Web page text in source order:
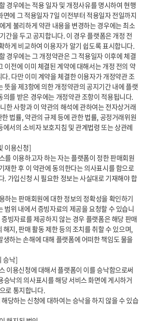
면에 그 적용일자 7일 이전부터 적용일자 전일까지
게 불리하게 약관 내용을 변경하는 경우에는 최소
간을 두고 공지합니다. 이 경우 플랫폼은 개정 전
하게 비교하여 이용자가 알기 쉽도록 표시합니다.
이전에 이미 체결된 계약에 대해서는 개정 전의 약
. 다만 이미 계약을 체결한 이용자가 개정약관 조
뜻을 제3항에 의한 개정약관의 공지기간 내에 플랫
를 받은 경우에는 개정약관 조항이 적용됩니다.
법률, 약관의 규제 등에 관한 법률, 공정거래위원
에서의 소비자 보호지침 및 관계법령 또는 상관례
이용신청]
재한 후 이 약관에 동의한다는 의사표시를 함으로
. 가입신청 시 필요한 정보는 사실대로 기재해야 합
범위 내에서 증빙자료의 제공을 요청할 수 있습니
빙자료를 제공하지 않는 경우 플랫폼은 해당 판매
지, 판매 활동 제한 등의 조치를 취할 수 있으며,
하는 손해에 대해 플랫폼에 어떠한 책임도 물을
승낙]
승낙의 의사표시를 해당 서비스 화면에 게시하거
로 통지합니다.